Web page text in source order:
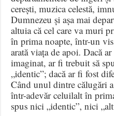
cerești, muzica celestă,
Dumnezeu și așa mai
altuia că cel care va muri
în prima noapte, într-un
arată viața de apoi.Dacă
imaginat, ar fi trebuit să
„identic”; dacă ar fi fost
Când unul dintre călugări
într-adevăr celuilalt în
spus nici „identic”, nici